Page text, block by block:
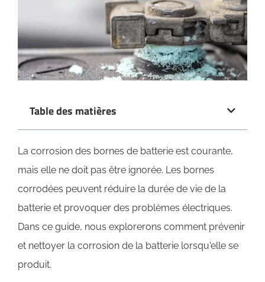
Table des matières
La corrosion des bornes de batterie est courante,
mais elle ne doit pas être ignorée. Les bornes
corrodées peuvent réduire la durée de vie de la
batterie et provoquer des problèmes électriques.
Dans ce guide, nous explorerons comment prévenir
et nettoyer la corrosion de la batterie lorsqu'elle se
produit.